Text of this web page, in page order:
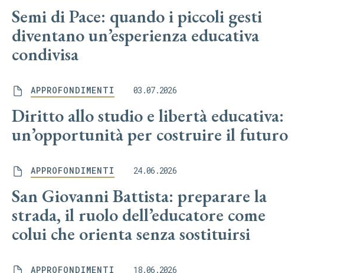
Semi di Pace: quando i piccoli gesti
diventano un’esperienza educativa
condivisa
APPROFONDIMENTI 03.07.2026
Diritto allo studio e libertà educativa:
un’opportunità per costruire il futuro
APPROFONDIMENTI 24.06.2026
San Giovanni Battista: preparare la
strada, il ruolo dell’educatore come
colui che orienta senza sostituirsi
APPROFONDIMENTI 18.06.2026